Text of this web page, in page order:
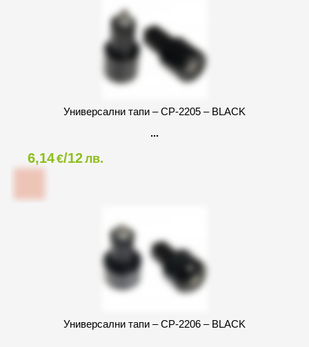
Универсални тапи – CP-2205 – BLACK
6,14€/12лв.
Универсални тапи – CP-2206 – BLACK